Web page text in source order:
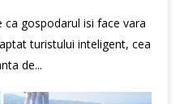
gospodarul isi face vara
turistului inteligent, cea
de...